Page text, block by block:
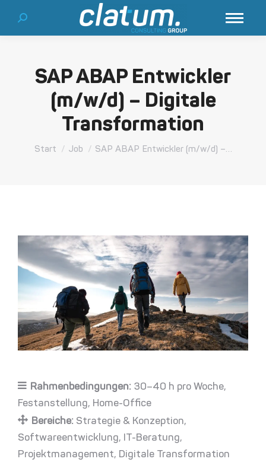
Search:
SAP ABAP Entwickler
(m/w/d) – Digitale
Transformation
Sie befinden sich hier:
Start Job SAP ABAP Entwickler (m/w/d) –…
Rahmenbedingungen: 30–40 h pro Woche
Festanstellung Home-Office
Bereiche: Strategie & Konzeption
Softwareentwicklung IT-Beratung
Projektmanagement Digitale Transformation